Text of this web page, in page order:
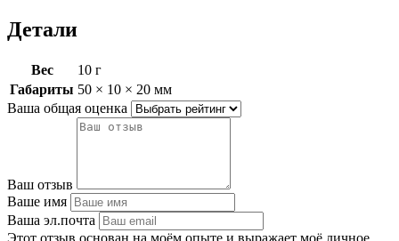
Детали
Вес
10 г
Габариты 50 × 10 × 20 мм
Ваша общая оценка
Ваш отзыв
Ваше имя
Ваша эл.почта
Этот отзыв основан на моём опыте и выражает моё личное